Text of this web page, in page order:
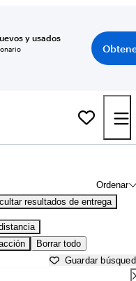
y usados
Ordenar
resultados de entrega
Borrar todo
Guardar